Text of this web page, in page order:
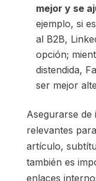
mejor y se
ejemplo, si
al B2B,
opción;
distendida,
ser mejor
Asegurarse
relevantes
artículo,
también es
enlaces